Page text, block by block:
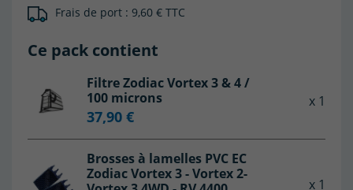
Frais de port : 9,60 € TTC
Ce pack contient
Filtre Zodiac Vortex 3 & 4 /
100 microns
37,90 €
x 1
Brosses à lamelles PVC EC
Zodiac Vortex 3 - Vortex 2-
x 1